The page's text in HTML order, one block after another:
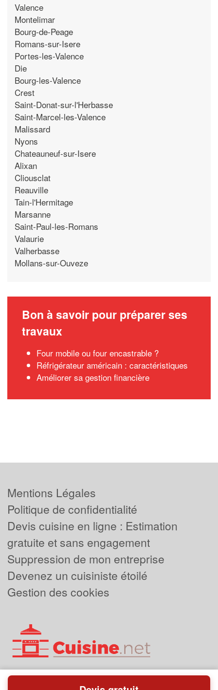
Valence
Montelimar
Bourg-de-Peage
Romans-sur-Isere
Portes-les-Valence
Die
Bourg-les-Valence
Crest
Saint-Donat-sur-l'Herbasse
Saint-Marcel-les-Valence
Malissard
Nyons
Chateauneuf-sur-Isere
Alixan
Cliousclat
Reauville
Tain-l'Hermitage
Marsanne
Saint-Paul-les-Romans
Valaurie
Valherbasse
Mollans-sur-Ouveze
Bon à savoir pour préparer ses
travaux
Four mobile ou four encastrable ?
Réfrigérateur américain : caractéristiques
Améliorer sa gestion financière
Mentions Légales
Politique de confidentialité
Devis cuisine en ligne : Estimation
gratuite et sans engagement
Suppression de mon entreprise
Devenez un cuisiniste étoilé
Gestion des cookies